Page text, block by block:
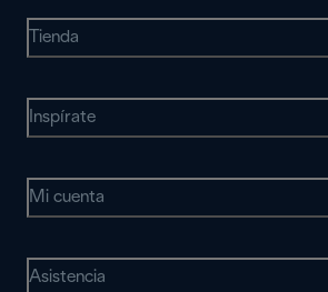
Tienda
Inspírate
Mi cuenta
Asistencia